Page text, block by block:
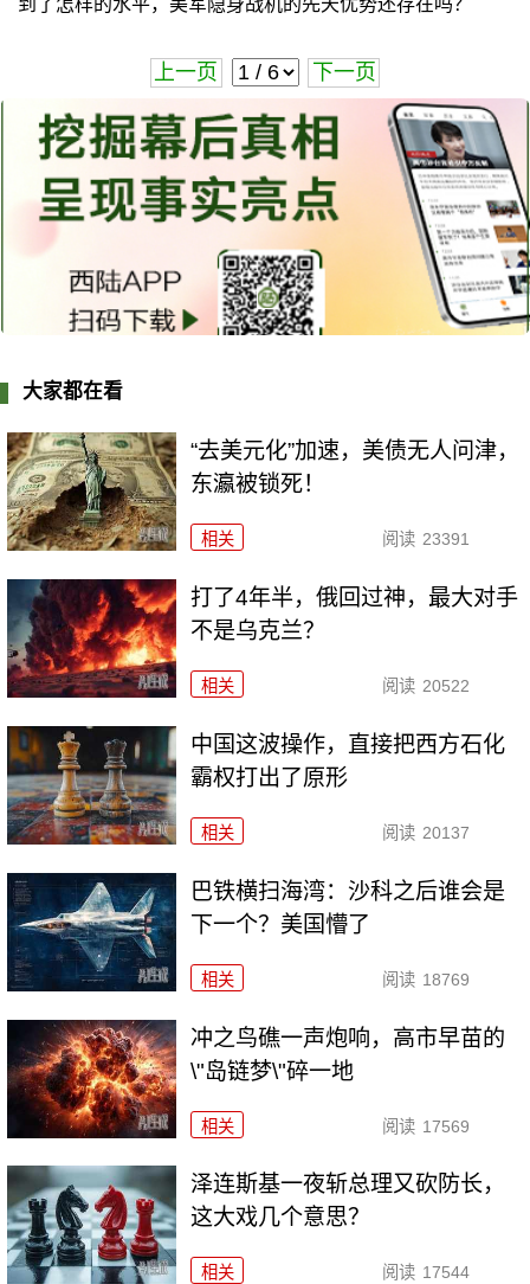
上一页 下一页
大家都在看
“去美元化”加速，美债无人问津，
东瀛被锁死！
相关 阅读 23391
打了4年半，俄回过神，最大对手
不是乌克兰？
相关 阅读 20522
中国这波操作，直接把西方石化
霸权打出了原形
相关 阅读 20137
巴铁横扫海湾：沙科之后谁会是
下一个？美国懵了
相关 阅读 18769
冲之鸟礁一声炮响，高市早苗的
\"岛链梦\"碎一地
相关 阅读 17569
泽连斯基一夜斩总理又砍防长，
这大戏几个意思？
相关 阅读 17544